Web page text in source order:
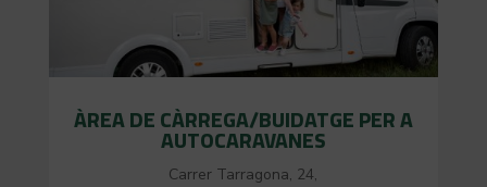
ÀREA DE CÀRREGA/BUIDATGE PER A
AUTOCARAVANES
Carrer Tarragona, 24,